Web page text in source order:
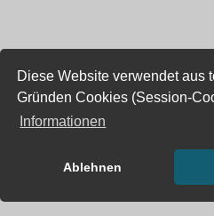
Diese Website verwendet aus
Gründen Cookies (Session-
Informationen
Ablehnen